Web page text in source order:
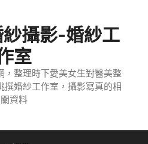
攝影-婚紗工
室
，整理時下愛美女生對醫美整
撰婚紗工作室，攝影寫真的相
關資料